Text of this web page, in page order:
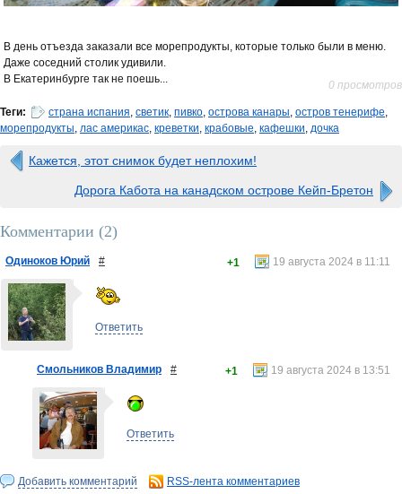
В день отъезда заказали все морепродукты, которые только были в меню.
Даже соседний столик удивили.
В Екатеринбурге так не поешь...
0 просмотров
Теги: страна испания, светик, пивко, острова канары, остров тенерифе,
морепродукты, лас америкас, креветки, крабовые, кафешки, дочка
Кажется, этот снимок будет неплохим!
Дорога Кабота на канадском острове Кейп-Бретон
Комментарии (2)
Одиноков Юрий # 19 августа 2024 в 11:11
+1
Ответить
Смольников Владимир # 19 августа 2024 в 13:51
+1
Ответить
Добавить комментарий RSS-лента комментариев